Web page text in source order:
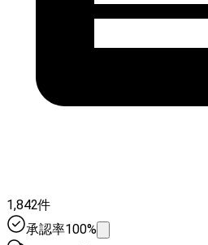
1,842件
承認率100%